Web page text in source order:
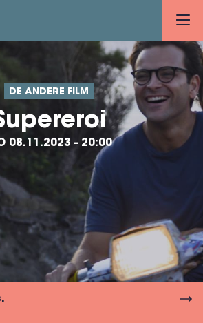
DE ANDERE FILM
08.11.2023 - 20:00